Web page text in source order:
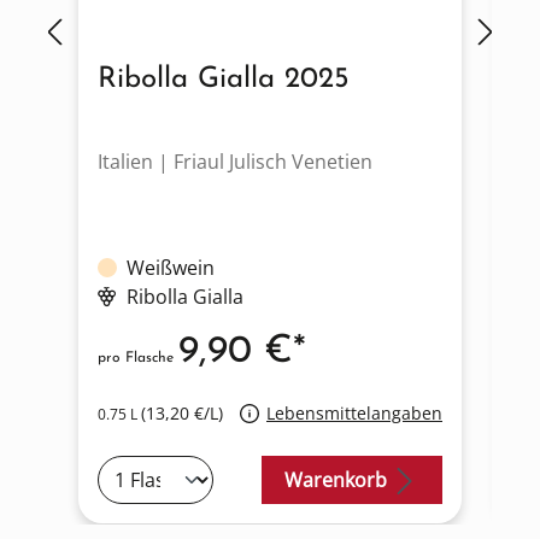
Ribolla Gialla 2025
Italien | Friaul Julisch Venetien
Weißwein
Ribolla Gialla
0.75 L(13,20 €/L) Lebensmittelangaben
pro Flasche 9,90 €*
Warenkorb